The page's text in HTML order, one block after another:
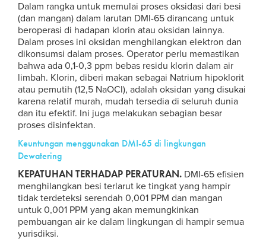
Dalam rangka untuk memulai proses oksidasi dari besi
(dan mangan) dalam larutan DMI-65 dirancang untuk
beroperasi di hadapan klorin atau oksidan lainnya.
Dalam proses ini oksidan menghilangkan elektron dan
dikonsumsi dalam proses. Operator perlu memastikan
bahwa ada 0,1-0,3 ppm bebas residu klorin dalam air
limbah. Klorin, diberi makan sebagai Natrium hipoklorit
atau pemutih (12,5 NaOCl), adalah oksidan yang disukai
karena relatif murah, mudah tersedia di seluruh dunia
dan itu efektif. Ini juga melakukan sebagian besar
proses disinfektan.
Keuntungan menggunakan DMI-65 di lingkungan
Dewatering
KEPATUHAN TERHADAP PERATURAN. DMI-65 efisien
menghilangkan besi terlarut ke tingkat yang hampir
tidak terdeteksi serendah 0,001 PPM dan mangan
untuk 0,001 PPM yang akan memungkinkan
pembuangan air ke dalam lingkungan di hampir semua
yurisdiksi.